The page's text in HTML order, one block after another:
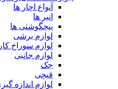
آنواع اچار ها
انبر ها
پیچگوشتی ها
لوازم برشی
لوازم سوراخ
لوازم جانبی
جک
قیچی
لوازم اندازه